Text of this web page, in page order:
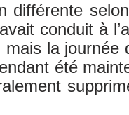
différente
conduit à
la journée
été